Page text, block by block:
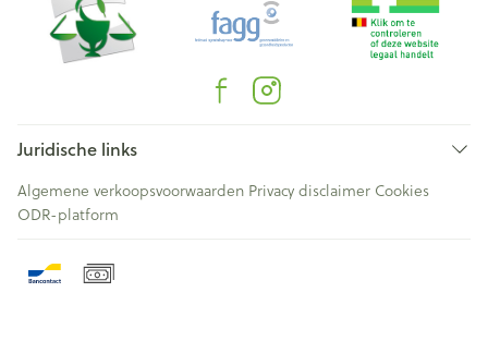
Juridische links
Algemene verkoopsvoorwaarden Privacy disclaimer Cookies
ODR-platform